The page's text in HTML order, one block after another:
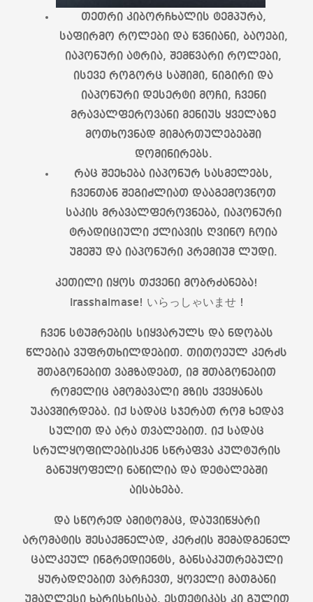
თეთრი კიბორჩხალის ტემპურა,
საფირმო როლები და წვნიანი, ბაოები,
იაპონური ატრია, შემწვარი როლები,
ისევე როგორც საშიმი, ნიგირი და
იაპონური დესერტი მოჩი, ჩვენი
მრავალფეროვანი მენიუს ყველაზე
მოთხოვნად მიმართულებებში
დომინირებს.
რაც შეეხება იაპონურ სასმელებს,
ჩვენთან შეგიძლიათ დააგემოვნოთ
საკის მრავალფეროვნება, იაპონური
ტრადიციული ქლიავის ღვინო ჩოია
უმეშუ და იაპონური პრემიუმ ლუდი.
კეთილი იყოს თქვენი მობრძანება!
Irasshaimase! いらっしゃいませ !
ჩვენ სტუმრების სიყვარულს და ნდობას
წლებია ვუფრთხილდებით. თითოეულ კერძს
შთაგონებით ვამზადებთ, იმ შთაგონებით
რომელიც ამომავალი მზის ქვეყანას
უკავშირდება. იქ სადაც სჯერათ რომ ხედავ
სულით და არა თვალებით. იქ სადაც
სრულყოფილებისკენ სწრაფვა კულტურის
განუყოფელი ნაწილია და დეტალებში
აისახება.
და სწორედ ამიტომაც, დაუვიწყარი
არომატის შესაქმნელად, კერძის შემადგენელ
ცალკეულ ინგრედიენტს, განსაკუთრებული
ყურადღებით ვარჩევთ, ყოველი მათგანი